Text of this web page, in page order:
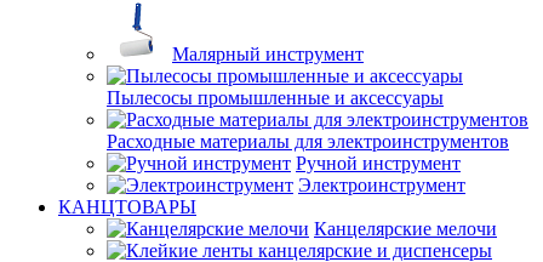
Малярный инструмент
Пылесосы промышленные и аксессуары
Расходные материалы для электроинструментов
Ручной инструмент
Электроинструмент
КАНЦТОВАРЫ
Канцелярские мелочи